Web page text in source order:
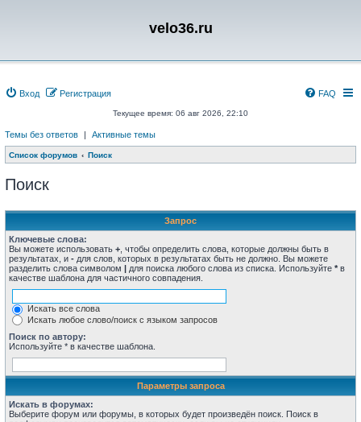
velo36.ru
Вход Регистрация FAQ
Текущее время: 06 авг 2026, 22:10
Темы без ответов | Активные темы
Список форумов Поиск
Поиск
Запрос
Ключевые слова:
Вы можете использовать + , чтобы определить слова, которые должны быть в
результатах, и - для слов, которых в результатах быть не должно. Вы можете
разделить слова символом | для поиска любого слова из списка. Используйте * в
качестве шаблона для частичного совпадения.
Искать все слова
Искать любое слово/поиск с языком запросов
Поиск по автору:
Используйте * в качестве шаблона.
Параметры запроса
Искать в форумах:
Выберите форум или форумы, в которых будет произведён поиск. Поиск в